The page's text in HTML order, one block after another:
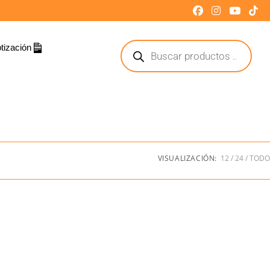
VISUALIZACIÓN: 12 24 TODO